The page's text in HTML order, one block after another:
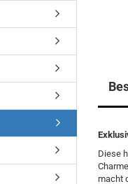
Diese
macht